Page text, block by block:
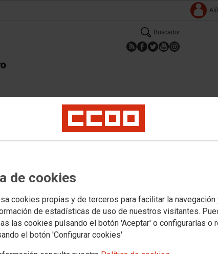
de cookies
cookies propias y de terceros para facilitar la navegación
de estadísticas de uso de nuestros visitantes.
las cookies pulsando el botón 'Aceptar' o configurarlas o
el botón 'Configurar cookies'
Buscador
Formación Archivo Histórico Cooperación
General Ordinaria de la
de ONGDS
Central de Córdoba la asamblea general ordinaria